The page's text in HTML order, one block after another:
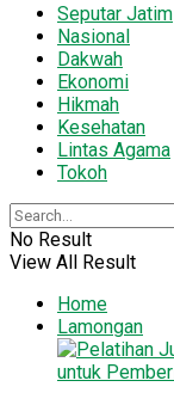
Seputar Jatim
Nasional
Dakwah
Ekonomi
Hikmah
Kesehatan
Lintas Agama
Tokoh
No Result
View All Result
Home
Lamongan